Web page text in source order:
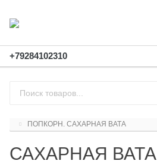
+79284102310
ПОПКОРН. САХАРНАЯ ВАТА
САХАРНАЯ ВАТА